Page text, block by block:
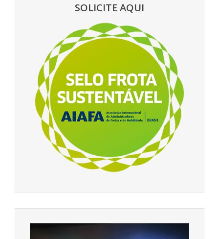
SOLICITE AQUI